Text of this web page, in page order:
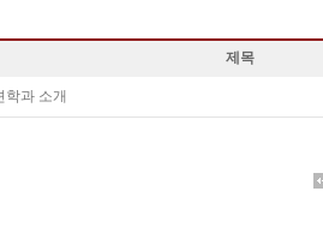
제목
학과 소개